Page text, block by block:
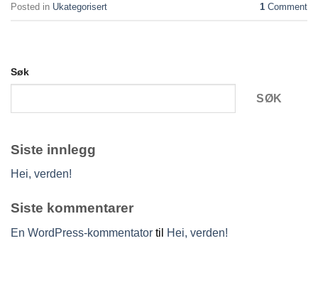
Posted in Ukategorisert 1 Comment
Søk
SØK
Siste innlegg
Hei, verden!
Siste kommentarer
En WordPress-kommentator til Hei, verden!